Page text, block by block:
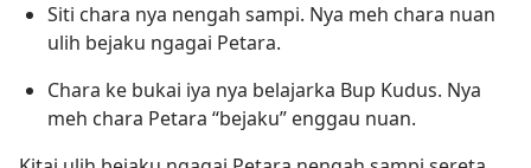
Siti chara nya nengah sampi. Nya meh chara nuan
ulih bejaku ngagai Petara.
Chara ke bukai iya nya belajarka Bup Kudus. Nya
meh chara Petara “bejaku” enggau nuan.